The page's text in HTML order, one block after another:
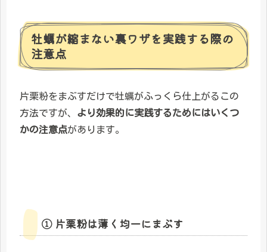
牡蠣が縮まない裏ワザを実践する際の
注意点
片栗粉をまぶすだけで牡蠣がふっくら仕上がるこの
方法ですが、 より効果的に実践するためにはいくつ
かの注意点があります。
① 片栗粉は薄く均一にまぶす